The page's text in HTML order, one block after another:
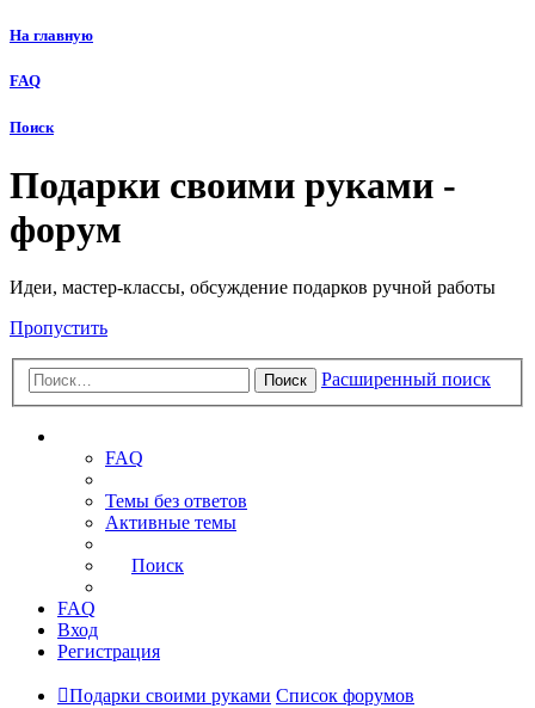
На главную
FAQ
Поиск
Подарки своими руками -
форум
Идеи, мастер-классы, обсуждение подарков ручной работы
Пропустить
Поиск Расширенный поиск
FAQ
Темы без ответов
Активные темы
Поиск
FAQ
Вход
Регистрация
Подарки своими руками Список форумов